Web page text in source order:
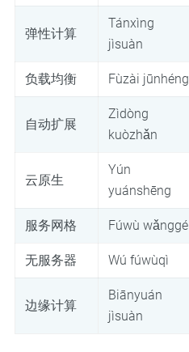
弹性计算
Tánxìng
jìsuàn
负载均衡 Fùzài jūnhéng
自动扩展
Zìdòng
kuòzhǎn
云原生
Yún
yuánshēng
服务网格 Fúwù wǎnggé
无服务器 Wú fúwùqì
边缘计算
Biānyuán
jìsuàn